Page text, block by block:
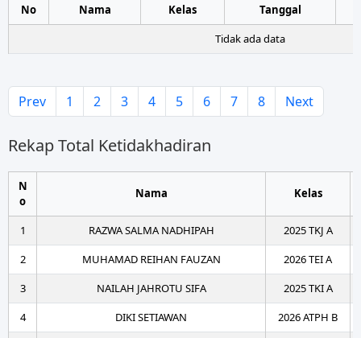
No Nama Kelas
Tanggal
Tidak ada data
Prev 1 2 3 4 5 6 7 8 Next
Rekap Total Ketidakhadiran
N
o
Nama Kelas
1 RAZWA SALMA NADHIPAH
2025 TKJ A
2
MUHAMAD REIHAN FAUZAN
2026 TEI A
3
NAILAH JAHROTU SIFA
2025 TKI A
4
DIKI SETIAWAN
2026 ATPH B